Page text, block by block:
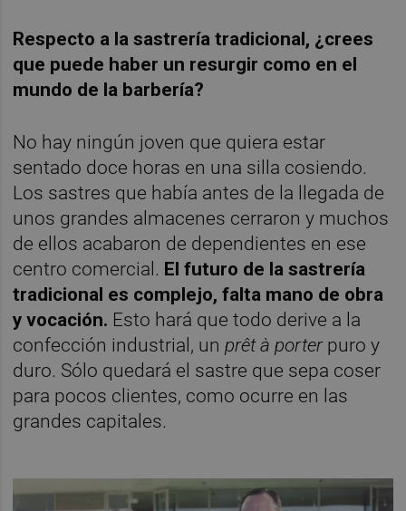
Respecto a la sastrería tradicional, ¿crees
que puede haber un resurgir como en el
mundo de la barbería?
No hay ningún joven que quiera estar
sentado doce horas en una silla cosiendo.
Los sastres que había antes de la llegada de
unos grandes almacenes cerraron y muchos
de ellos acabaron de dependientes en ese
centro comercial. El futuro de la sastrería
tradicional es complejo, falta mano de obra
y vocación. Esto hará que todo derive a la
confección industrial, unprêt à porterpuro y
duro. Sólo quedará el sastre que sepa coser
para pocos clientes, como ocurre en las
grandes capitales.